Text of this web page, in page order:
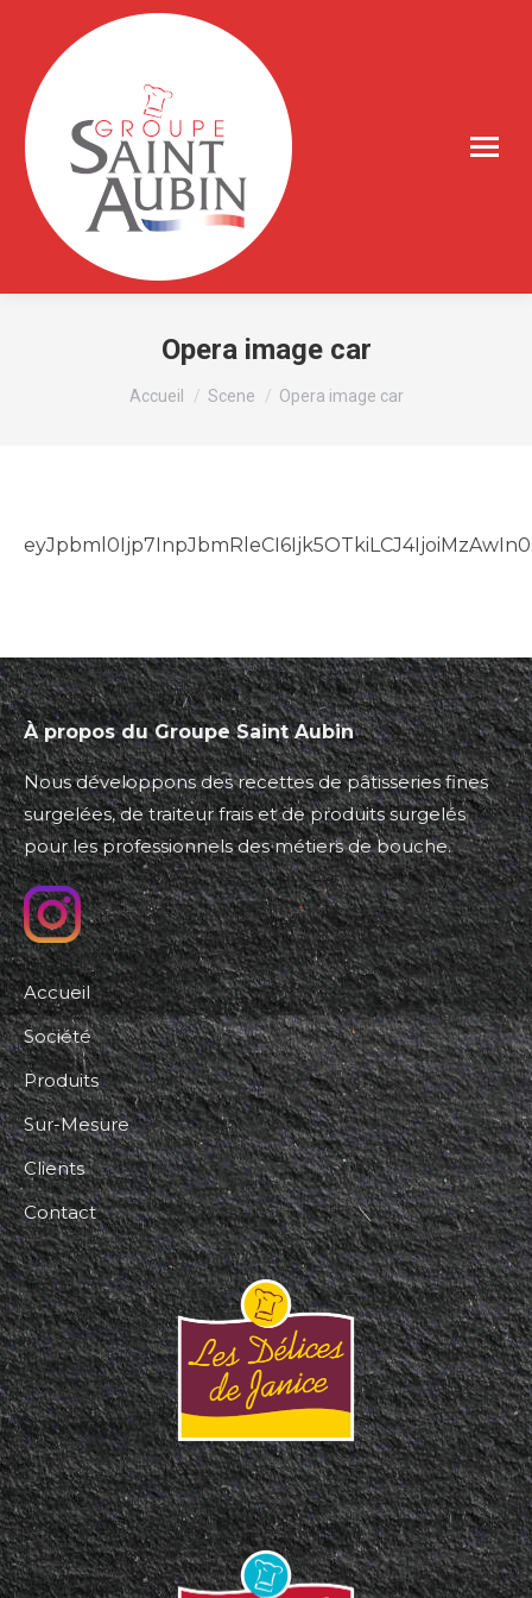
Opera image car
Vous êtes ici :
Accueil Scene Opera image car
À propos du Groupe Saint Aubin
Nous développons des recettes de pâtisseries fines
surgelées, de traiteur frais et de produits surgelés
pour les professionnels des métiers de bouche.
Accueil
Société
Produits
Sur-Mesure
Clients
Contact